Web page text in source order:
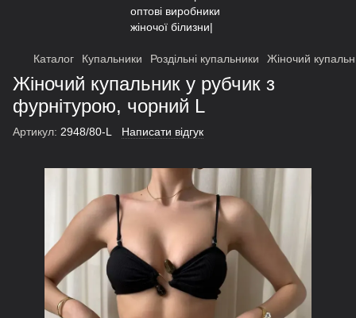
Каталог Купальники Роздільні купальники Жіночий
Жіночий купальник у рубчик з
фурнітурою, чорний L
Артикул: 2948/80-L Написати відгук